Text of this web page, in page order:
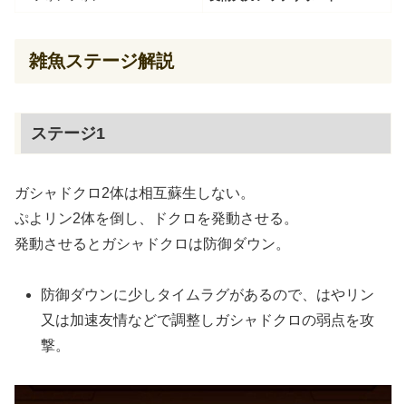
雑魚ステージ解説
ステージ1
ガシャドクロ2体は相互蘇生しない。
ぷよリン2体を倒し、ドクロを発動させる。
発動させるとガシャドクロは防御ダウン。
防御ダウンに少しタイムラグがあるので、はやリン
又は加速友情などで調整しガシャドクロの弱点を攻
撃。